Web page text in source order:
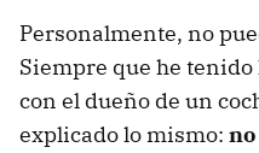
Personalmente, no
Siempre que he
con el dueño de un
explicado lo mismo: